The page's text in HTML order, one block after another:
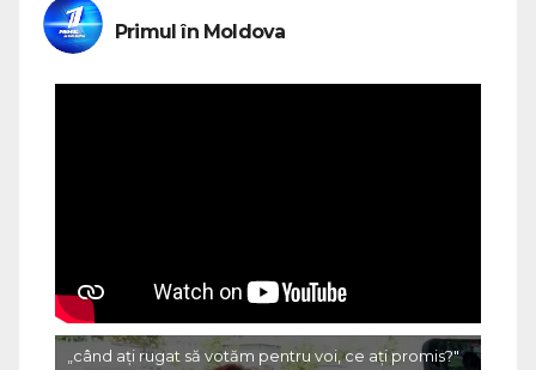
Primul în Moldova
„când ați rugat să votăm pentru voi, ce ați promis?"